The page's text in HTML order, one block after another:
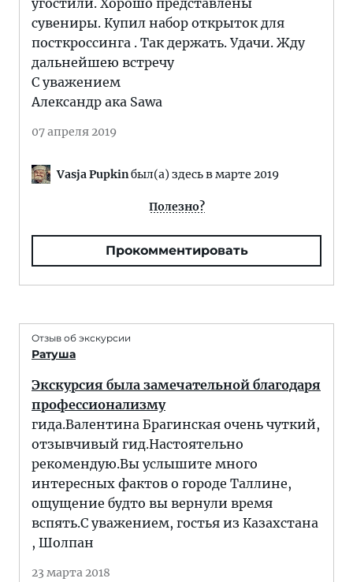
угостили. Хорошо представлены
сувениры. Купил набор открыток для
посткроссинга . Так держать. Удачи. Жду
дальнейшею встречу
С уважением
Александр ака Sawa
07 апреля 2019
Vasja Pupkinбыл(а) здесь в марте 2019
Полезно?
Прокомментировать
Отзыв об экскурсии
Ратуша
Экскурсия была замечательной благодаря
профессионализму
гида.Валентина Брагинская очень чуткий,
отзывчивый гид.Настоятельно
рекомендую.Вы услышите много
интересных фактов о городе Таллине,
ощущение будто вы вернули время
вспять.С уважением, гостья из Казахстана
, Шолпан
23 марта 2018